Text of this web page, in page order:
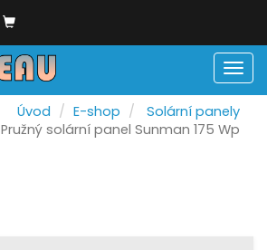
Úvod E-shop
Solární panely
Pružný solární panel Sunman 175 Wp